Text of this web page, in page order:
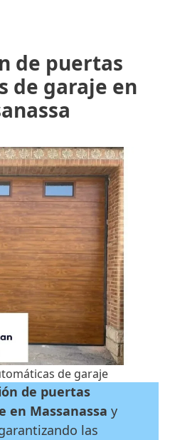
de puertas
de garaje en
de garaje
de puertas
en Massanassa y
las